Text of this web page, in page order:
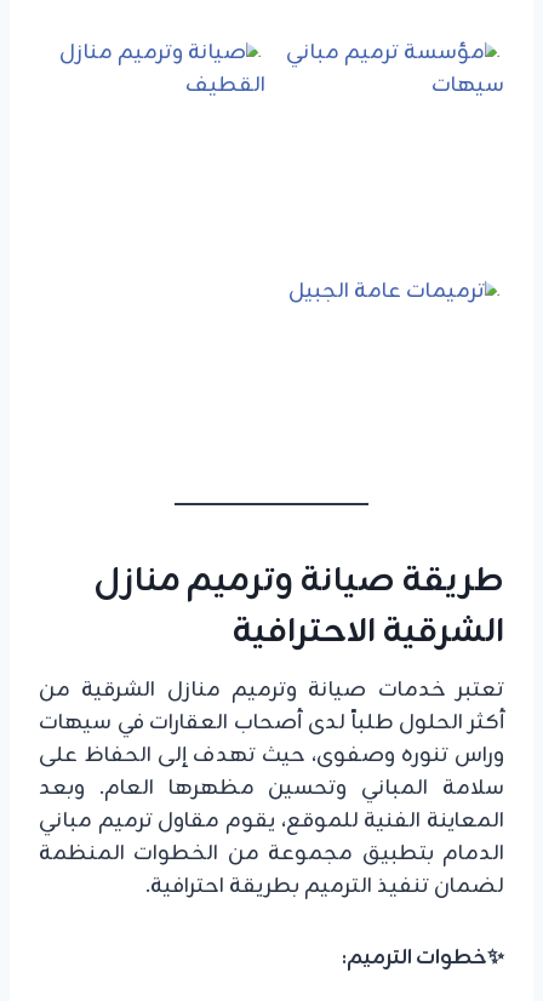
طريقة صيانة وترميم منازل
الشرقية الاحترافية
تعتبر خدمات صيانة وترميم منازل الشرقية من
أكثر الحلول طلباً لدى أصحاب العقارات في سيهات
وراس تنوره وصفوى، حيث تهدف إلى الحفاظ على
سلامة المباني وتحسين مظهرها العام. وبعد
المعاينة الفنية للموقع، يقوم مقاول ترميم مباني
الدمام بتطبيق مجموعة من الخطوات المنظمة
لضمان تنفيذ الترميم بطريقة احترافية.
✨خطوات الترميم: